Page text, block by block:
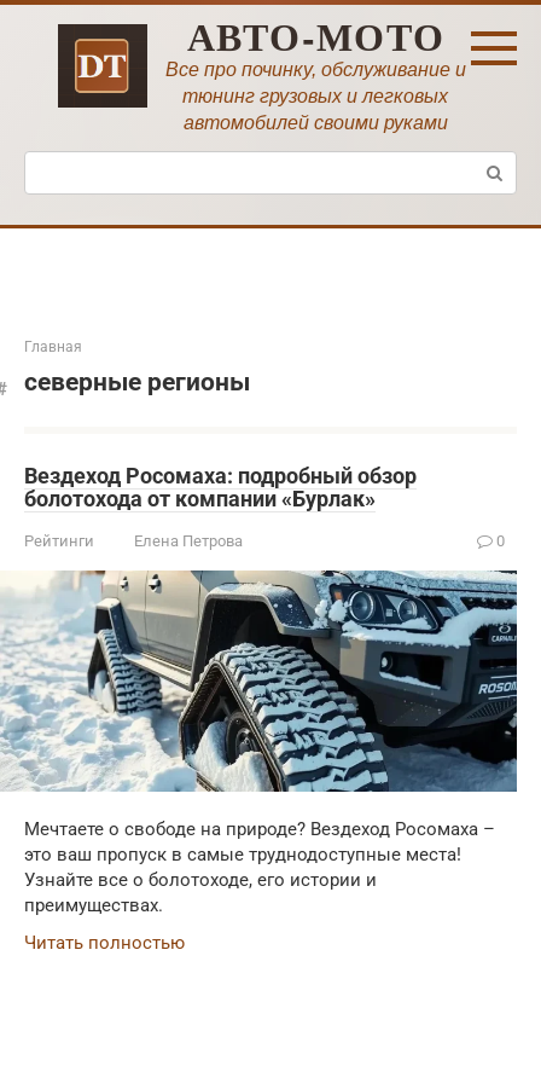
Перейти
АВТО-МОТО
Все про починку, обслуживание и
тюнинг грузовых и легковых
автомобилей своими руками
Поиск:
Главная
северные регионы
Вездеход Росомаха: подробный обзор
болотохода от компании «Бурлак»
Рейтинги Елена Петрова 0
Мечтаете о свободе на природе? Вездеход Росомаха –
это ваш пропуск в самые труднодоступные места!
Узнайте все о болотоходе, его истории и
преимуществах.
Читать полностью